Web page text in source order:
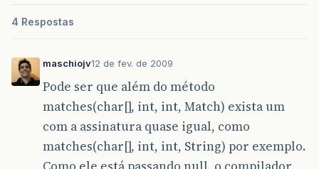
4 Respostas
maschiojv12 de fev. de 2009
Pode ser que além do método
matches(char[], int, int, Match) exista um
com a assinatura quase igual, como
matches(char[], int, int, String) por exemplo.